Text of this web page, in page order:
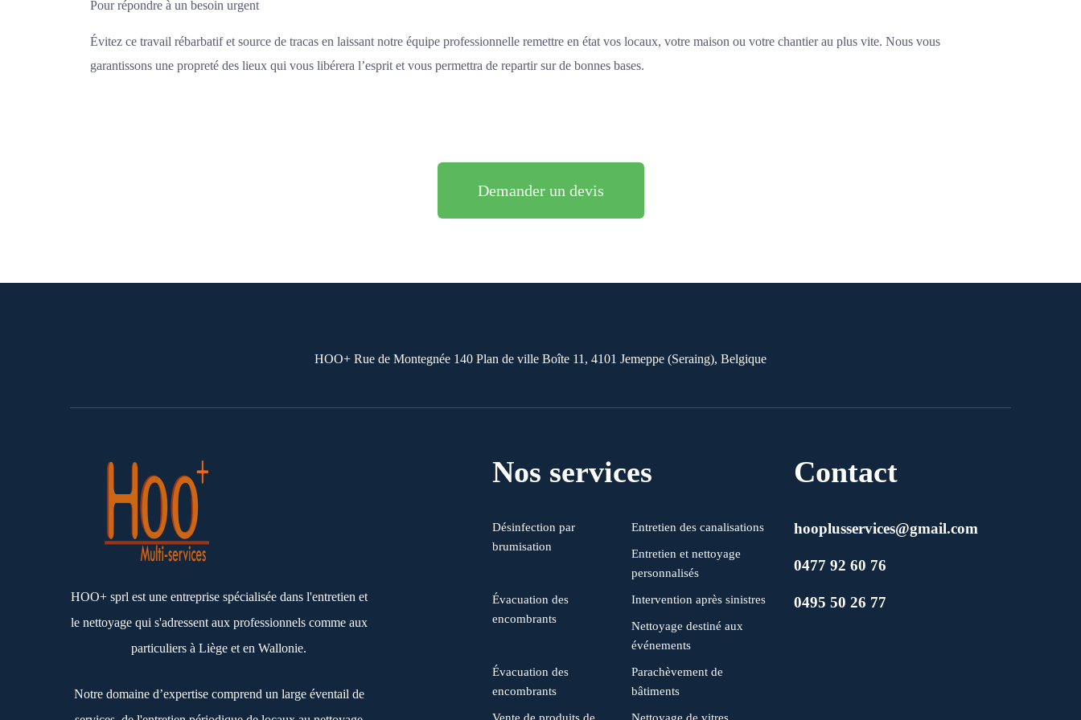
Pour répondre à un besoin urgent
Évitez ce travail rébarbatif et source de tracas en laissant notre équipe professionnelle remettre en état vos locaux, votre maison ou votre chantier au plus vite. Nous vous
garantissons une propreté des lieux qui vous libérera l’esprit et vous permettra de repartir sur de bonnes bases.
Demander un devis
HOO+ Rue de Montegnée 140 Plan de ville Boîte 11, 4101 Jemeppe (Seraing), Belgique
HOO+ sprl est une entreprise spécialisée dans l'entretien et
le nettoyage qui s'adressent aux professionnels comme aux
particuliers à Liège et en Wallonie.
Notre domaine d’expertise comprend un large éventail de
Nos services
Désinfection par
brumisation
Entretien des canalisations
Entretien et nettoyage
personnalisés
Évacuation des
encombrants
Intervention après sinistres
Nettoyage destiné aux
événements
Évacuation des
encombrants
Parachèvement de
bâtiments
Contact
hooplusservices@gmail.com
0477 92 60 76
0495 50 26 77